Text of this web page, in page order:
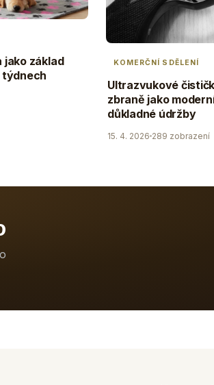
jako základ
KOMERČNÍ SDĚLENÍ
Ultrazvukové
zbraně jako
důkladné údržby
15. 4. 2026 289 zobrazení